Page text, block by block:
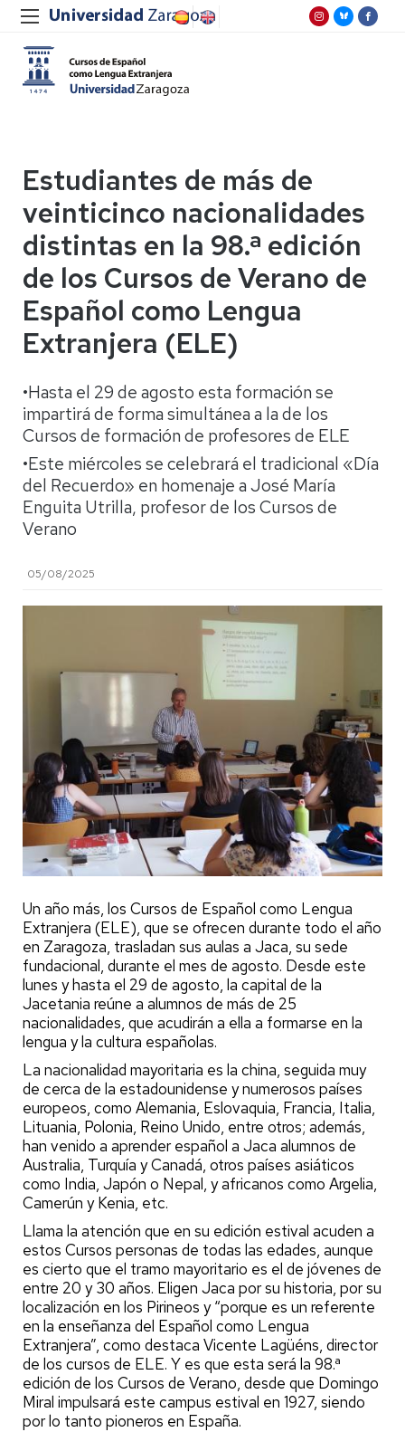
Estudiantes de más de
veinticinco nacionalidades
distintas en la 98.ª edición
de los Cursos de Verano de
Español como Lengua
Extranjera (ELE)
•Hasta el 29 de agosto esta formación se
impartirá de forma simultánea a la de los
Cursos de formación de profesores de ELE
•Este miércoles se celebrará el tradicional «Día
del Recuerdo» en homenaje a José María
Enguita Utrilla, profesor de los Cursos de
Verano
05/08/2025
Un año más, los Cursos de Español como Lengua
Extranjera (ELE), que se ofrecen durante todo el año
en Zaragoza, trasladan sus aulas a Jaca, su sede
fundacional, durante el mes de agosto. Desde este
lunes y hasta el 29 de agosto, la capital de la
Jacetania reúne a alumnos de más de 25
nacionalidades, que acudirán a ella a formarse en la
lengua y la cultura españolas.
La nacionalidad mayoritaria es la china, seguida muy
de cerca de la estadounidense y numerosos países
europeos, como Alemania, Eslovaquia, Francia, Italia,
Lituania, Polonia, Reino Unido, entre otros; además,
han venido a aprender español a Jaca alumnos de
Australia, Turquía y Canadá, otros países asiáticos
como India, Japón o Nepal, y africanos como Argelia,
Camerún y Kenia, etc.
Llama la atención que en su edición estival acuden a
estos Cursos personas de todas las edades, aunque
es cierto que el tramo mayoritario es el de jóvenes de
entre 20 y 30 años. Eligen Jaca por su historia, por su
localización en los Pirineos y “porque es un referente
en la enseñanza del Español como Lengua
Extranjera”, como destaca Vicente Lagüéns, director
de los cursos de ELE. Y es que esta será la 98.ª
edición de los Cursos de Verano, desde que Domingo
Miral impulsará este campus estival en 1927, siendo
por lo tanto pioneros en España.